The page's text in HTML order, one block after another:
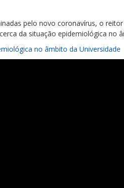
pelo novo coronavírus, o
da situação epidemiológica no
no âmbito da Universidade